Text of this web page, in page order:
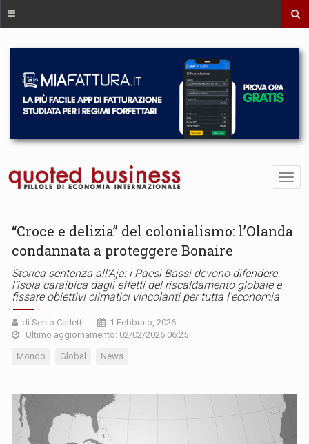
“Croce e delizia” del colonialismo: l’Olanda
condannata a proteggere Bonaire
Storica sentenza all’Aja: i Paesi Bassi devono difendere
l’isola caraibica dagli effetti del riscaldamento globale e
fissare obiettivi climatici vincolanti per tutta l’economia
di Senio Carletti
1 Febbraio, 2026
Ultimo aggiornamento: 02/02/2026 06:25
Mondo Global News